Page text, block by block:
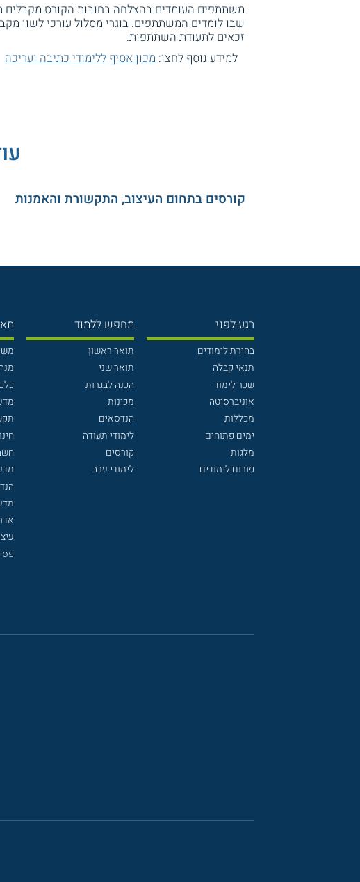
משתתפים העומדים בהצלחה בחובות הקורס מקבלים
שבו לומדים המשתתפים. בוגרי מסלול עורכי לשון
זכאים לתעודת השתתפות.
למידע נוסף לחצו: מכון אסיף ללימודי כתיבה ועריכה
קורסים בתחום העיצוב, התקשורת והאמנות
רגע לפני
בחירת לימודים
תנאי קבלה
שכר לימוד
אוניברסיטה
מכללות
ימים פתוחים
מלגות
פורום לימודים
מחפש ללמוד
תואר ראשון
תואר שני
הכנה לבגרות
מכינות
הנדסאים
לימודי תעודה
קורסים
לימודי ערב